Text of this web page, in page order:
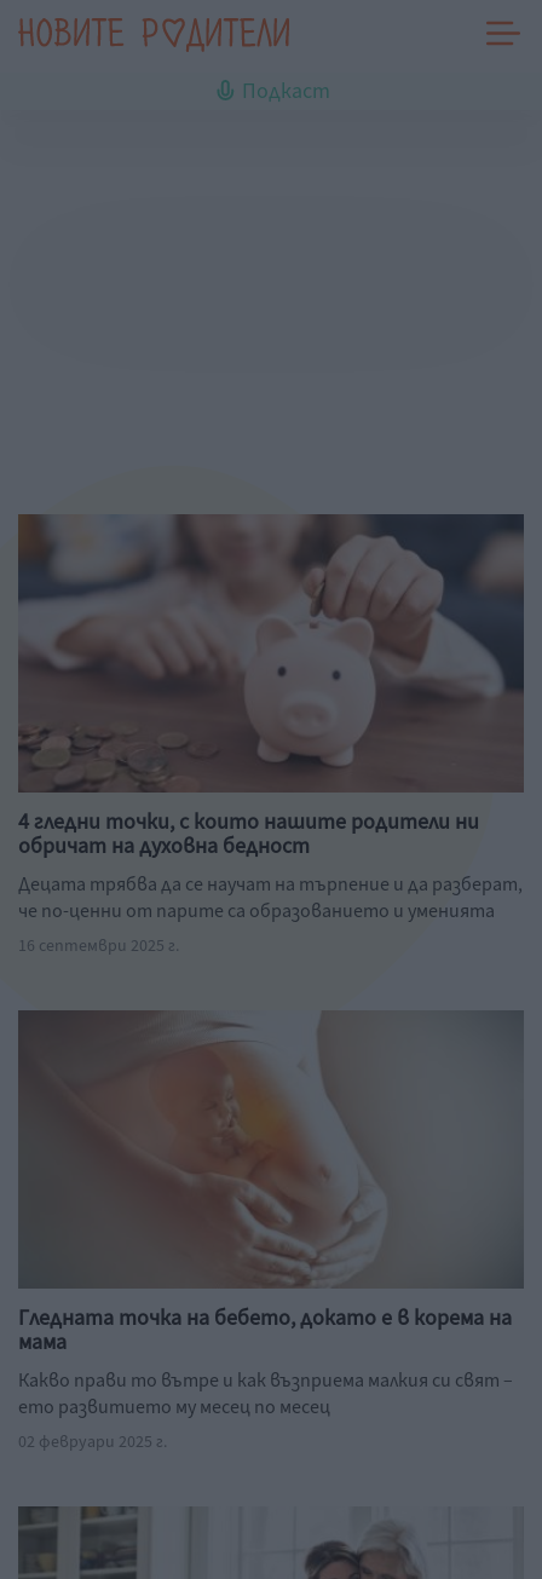
Подкаст
4 гледни точки, с които нашите родители ни
обричат на духовна бедност
Децата трябва да се научат на търпение и да разберат,
че по-ценни от парите са образованието и уменията
16 септември 2025 г.
Гледната точка на бебето, докато е в корема на
мама
Какво прави то вътре и как възприема малкия си свят –
ето развитието му месец по месец
02 февруари 2025 г.